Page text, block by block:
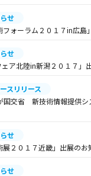
せ
ォーラム２０１７in広島
せ
ア北陸in新潟２０１７」
スリリース
国交省 新技術情報提供シ
せ
２０１７近畿」出展のお
せ